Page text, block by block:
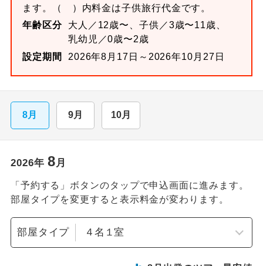
ます。
（ ）内料金は子供旅行代金です。
年齢区分
大人／12歳〜、子供／3歳〜11歳、
乳幼児／0歳〜2歳
設定期間
2026年8月17日～2026年10月27日
8月 9月 10月
2026年 8月
「予約する」ボタンのタップで申込画面に進みます。
部屋タイプを変更すると表示料金が変わります。
部屋タイプ